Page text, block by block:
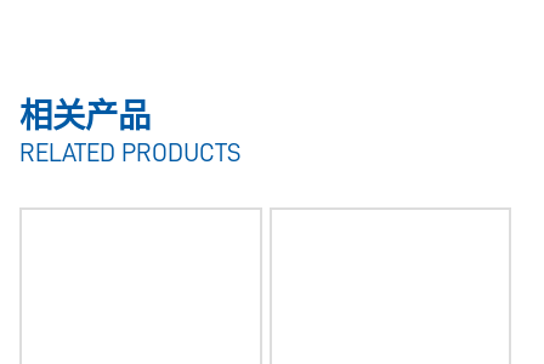
相关产品
RELATED PRODUCTS